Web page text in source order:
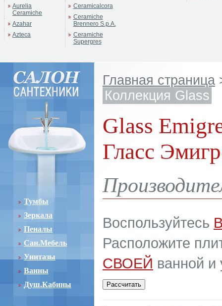
Aurelia
Ceramiche
Azahar
Azteca
Ceramicalcora
Ceramiche
Brennero S.p.A.
Ceramiche
Supergres
Тумбы
Зеркала
Пеналы
Сан.Мебель
Унитазы
Ванны
Душ.Кабины
Главная страница
Коллекция Glass
Glass
Гласс
Воспользуйтесь
Расположите
СВОЕЙ ванной и